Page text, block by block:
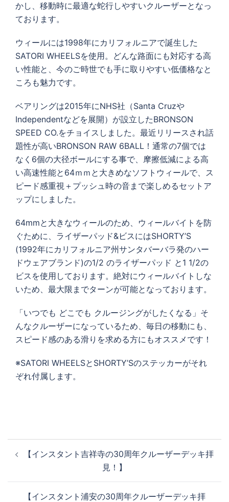
かし、移動時に最適な蛇行しやすいクルーザーとなっ
ております。
ウィールには1998年にカリフォルニアで誕生した
SATORI WHEELSを使用。どんな路面にも対応する高
い性能と、今のご時世でも手に取りやすい低価格なと
ころも魅力です。
ベアリングは2015年にNHS社（Santa Cruzや
Independentなどを展開）が設立したBRONSON
SPEED CO.をチョイスしました。最近リリースされ話
題性が高いBRONSON RAW 6BALL！通常の7個では
なく6個の大径ボールにする事で、摩擦低減による高
い高速性能と64ｍｍと大きめなソフトウィールで、ス
ピード感重視＋プッシュ時の音まで楽しめるセットア
ップにしました。
64mmと大きなウィールのため、ウィールバイトを防
ぐために、ライザーパッド&ビスにはSHORTY’S
(1992年にカリフォルニア州サンタバーバラ発のハー
ドウェアブランド)の1/2 のライザーパッド と1 1/2の
ビスを使用しております。絶対にウィールバイトしな
いため、最大限までターンが可能となっております。
「いつでも どこでも クルージングがしたくなる」そ
んなクルーザーになっているため、毎日の移動にも、
スピード感のある滑りを求める方にもオススメです！
※SATORI WHEELSとSHORTY’Sのステッカーがそれ
ぞれ付属します。
稿
【インスタント吉祥寺の30周年クルーザーデッキ拝
見！】
【インスタント浦安の30周年クルーザーデッキ拝